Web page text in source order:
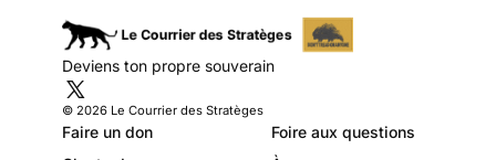
Deviens ton propre souverain
© 2026 Le Courrier des Stratèges
Faire un don
Foire aux questions